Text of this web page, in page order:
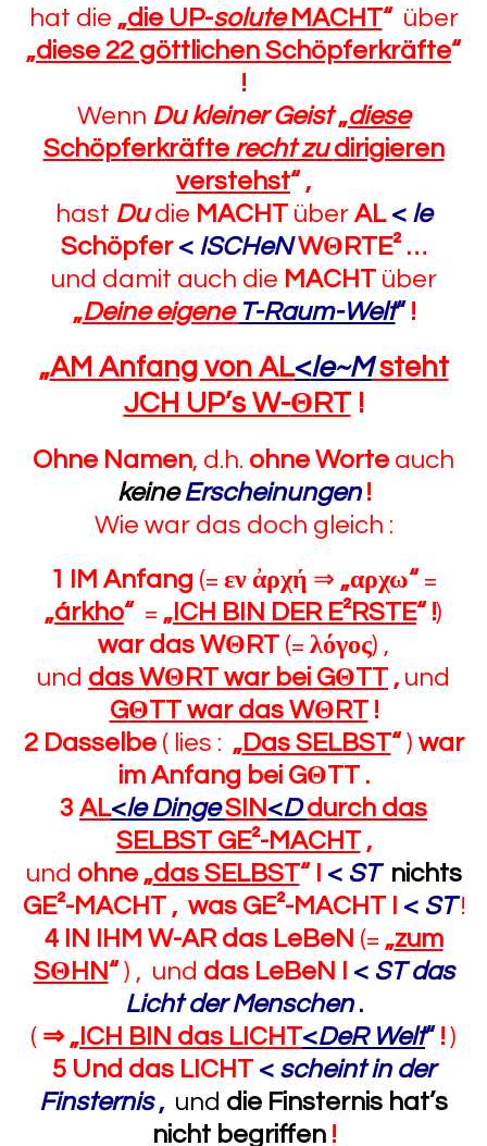
hat die „die UP-soluteMACHT“ über
„diese 22 göttlichen Schöpferkräfte“
!
Wenn Du kleiner Geist „diese
Schöpferkräfterecht zudirigieren
verstehst“ ,
hast Dudie MACHT über AL < le
Schöpfer < ISCHeN WΘ RTE² …
und damit auch die MACHTüber
„Deine eigene T-Raum-Welt“ !
„AM Anfang von AL<le~Msteht
JCH UP’s W-Θ RT !
Ohne Namen, d.h. ohne Worte auch
keine Erscheinungen !
Wie war das doch gleich :
1 IM Anfang (= εν ἀρχή ⇒ „αρχω“ =
„árkho“ = „ ICH BIN DER E²RSTE“ !)
war das WΘ RT (= λόγος) ,
und das WΘ RT war bei GΘTT , und
GΘTT war das WΘ RT !
2 Dasselbe ( lies : „Das SELBST“ ) war
im Anfang bei GΘTT .
3 AL<le DingeSIN <Ddurch das
SELBST GE²-MACHT ,
und ohne „das SELBST“ I <ST nichts
GE²-MACHT , was GE²-MACHT I <ST!
4
IN IHM W-AR das LeBeN (= „zum
SΘHN“ ) , und das LeBeN I <ST das
Licht der Menschen .
( ⇒ „ ICH BIN das LICHT<DeR Welt“ ! )
5 Und das LICHT < scheint in der
Finsternis, und die Finsternis hat’s
nicht begriffen!